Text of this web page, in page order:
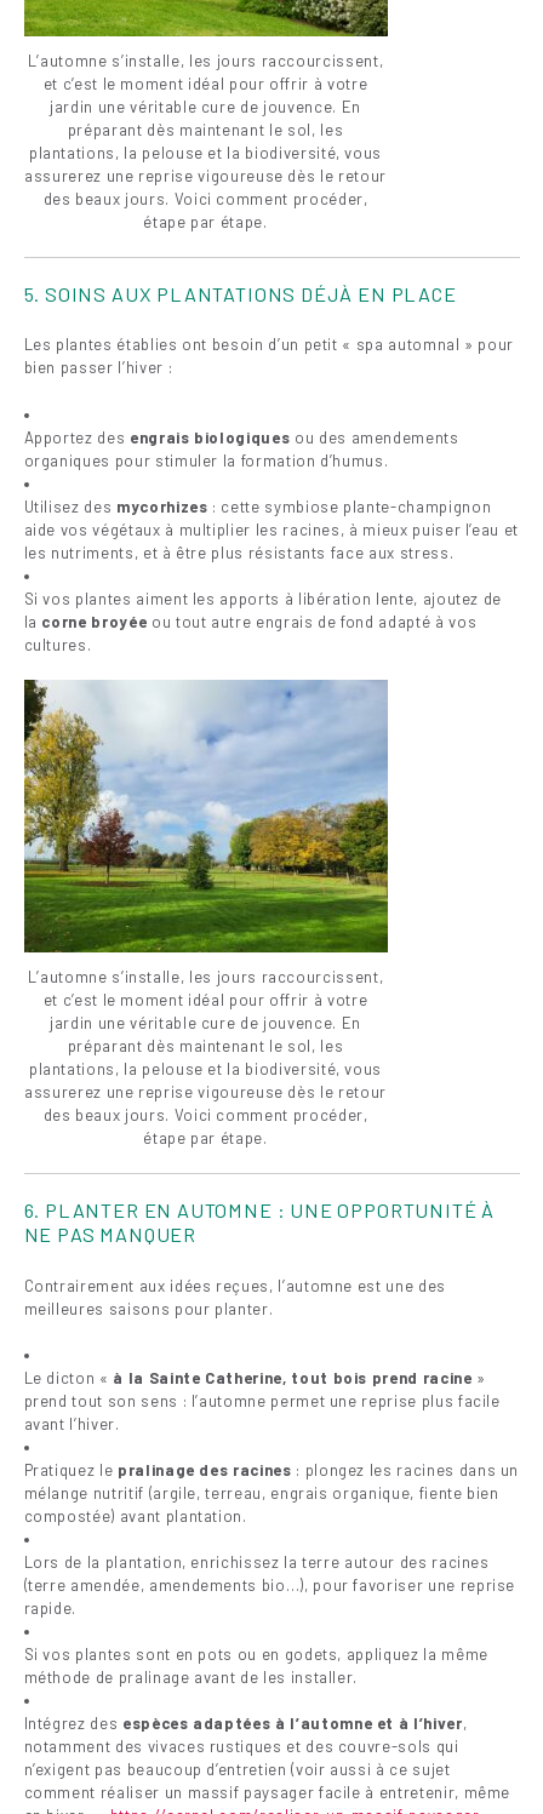
L’automne s’installe, les jours raccourcissent,
et c’est le moment idéal pour offrir à votre
jardin une véritable cure de jouvence. En
préparant dès maintenant le sol, les
plantations, la pelouse et la biodiversité, vous
assurerez une reprise vigoureuse dès le retour
des beaux jours. Voici comment procéder,
étape par étape.
5. SOINS AUX PLANTATIONS DÉJÀ EN PLACE
Les plantes établies ont besoin d’un petit « spa automnal » pour
bien passer l’hiver :
Apportez des engrais biologiques ou des amendements
organiques pour stimuler la formation d’humus.
Utilisez des mycorhizes : cette symbiose plante-champignon
aide vos végétaux à multiplier les racines, à mieux puiser l’eau et
les nutriments, et à être plus résistants face aux stress.
Si vos plantes aiment les apports à libération lente, ajoutez de
la corne broyée ou tout autre engrais de fond adapté à vos
cultures.
L’automne s’installe, les jours raccourcissent,
et c’est le moment idéal pour offrir à votre
jardin une véritable cure de jouvence. En
préparant dès maintenant le sol, les
plantations, la pelouse et la biodiversité, vous
assurerez une reprise vigoureuse dès le retour
des beaux jours. Voici comment procéder,
étape par étape.
6. PLANTER EN AUTOMNE : UNE OPPORTUNITÉ À
NE PAS MANQUER
Contrairement aux idées reçues, l’automne est une des
meilleures saisons pour planter.
Le dicton « à la Sainte Catherine, tout bois prend racine »
prend tout son sens : l’automne permet une reprise plus facile
avant l’hiver.
Pratiquez le pralinage des racines : plongez les racines dans un
mélange nutritif (argile, terreau, engrais organique, fiente bien
compostée) avant plantation.
Lors de la plantation, enrichissez la terre autour des racines
(terre amendée, amendements bio…), pour favoriser une reprise
rapide.
Si vos plantes sont en pots ou en godets, appliquez la même
méthode de pralinage avant de les installer.
Intégrez des espèces adaptées à l’automne et à l’hiver,
notamment des vivaces rustiques et des couvre-sols qui
n’exigent pas beaucoup d’entretien (voir aussi à ce sujet
comment réaliser un massif paysager facile à entretenir, même